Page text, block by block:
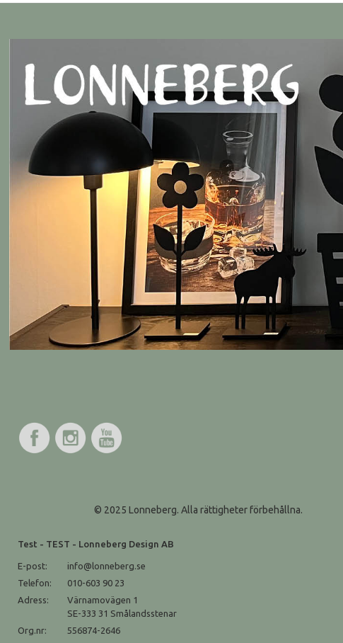
© 2025 Lonneberg. Alla rättigheter förbehållna.
Test - TEST - Lonneberg Design AB
E-post:
info@lonneberg.se
Telefon:
010-603 90 23
Adress:
Värnamovägen 1
SE-333 31 Smålandsstenar
Org.nr:
556874-2646